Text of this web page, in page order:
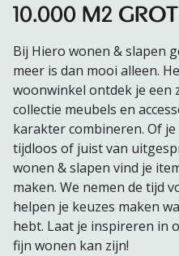
10.000 M2
Bij Hiero wonen & slapen
meer is dan mooi alleen.
woonwinkel ontdek je een
collectie meubels en
karakter combineren. Of
tijdloos of juist van
wonen & slapen vind je
maken. We nemen de tijd
helpen je keuzes maken
hebt. Laat je inspireren in
fijn wonen kan zijn!